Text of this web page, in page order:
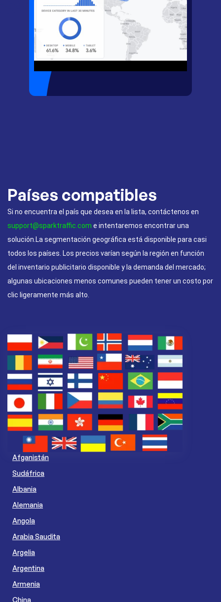
Países compatibles
Si no encuentra el país que desea en la lista, contáctenos en
support@sparktraffic.com e intentaremos encontrar una
solución.La segmentación geográfica está disponible para casi
todos los países. Los precios varían según la región en función
del inventario publicitario disponible y la demanda del mercado;
algunas ubicaciones menos comunes pueden tener un costo por
clic ligeramente más alto.
Afganistán
Sudáfrica
Albania
Alemania
Angola
Arabia Saudita
Argelia
Argentina
Armenia
China